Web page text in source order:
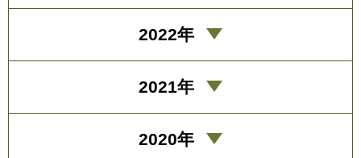
2022年
2021年
2020年